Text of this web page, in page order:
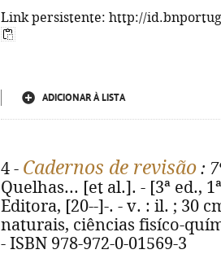
Link persistente: http://
ADICIONAR À LISTA
4 - Cadernos de revisão :
Quelhas... [et al.]. - [3ª ed.,
Editora, [20--]-. - v. : il. ; 30
naturais, ciências fisíco-
- ISBN 978-972-0-01569-3